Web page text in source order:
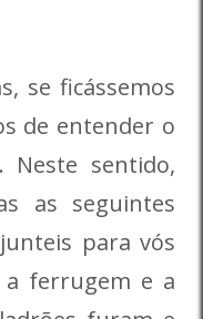
se ficássemos
de entender o
Neste sentido,
as seguintes
para vós
ferrugem e a